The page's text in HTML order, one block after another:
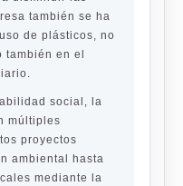
también se ha
de plásticos, no
en el
social, la
múltiples
proyectos
ambiental hasta
mediante la